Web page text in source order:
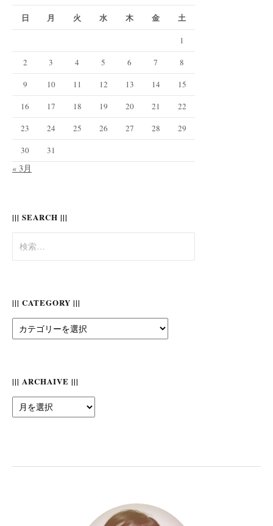
日 月 火 水 木 金 土
1
2
3 4 5 6 7
8
9
10 11 12 13 14
15
16
17 18 19 20 21
22
23
24 25 26 27 28
29
30
31
« 3月
||| SEARCH |||
索:
||| CATEGORY |||
Category
||| ARCHAIVE |||
Archaive